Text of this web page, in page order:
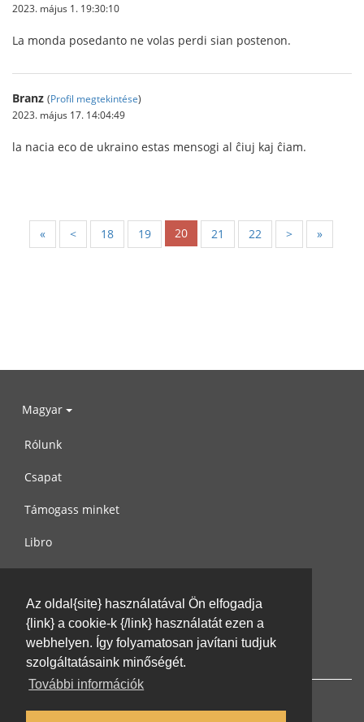
Az oldal{site} használatával Ön elfogadja
{link} a cookie-k {/link} használatát ezen a
webhelyen. Így folyamatosan javítani tudjuk
szolgáltatásaink minőségét.
További információk
2023. május 1. 19:30:10
La monda posedanto ne volas perdi sian postenon.
Branz (Profil megtekintése)
2023. május 17. 14:04:49
la nacia eco de ukraino estas mensogi al ĉiuj kaj ĉiam.
« < 18 19 20 21 22 > »
Magyar
Rólunk
Csapat
Támogass minket
Libro
Használati feltételek
Írj nekünk